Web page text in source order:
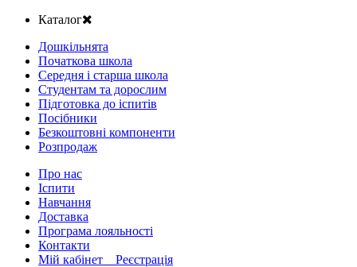
Каталог
Дошкільнята
Початкова школа
Середня і старша школа
Студентам та дорослим
Підготовка до іспитів
Посібники
Безкоштовні компоненти
Розпродаж
Про нас
Іспити
Навчання
Доставка
Програма лояльності
Контакти
Мій кабінет Реєстрація